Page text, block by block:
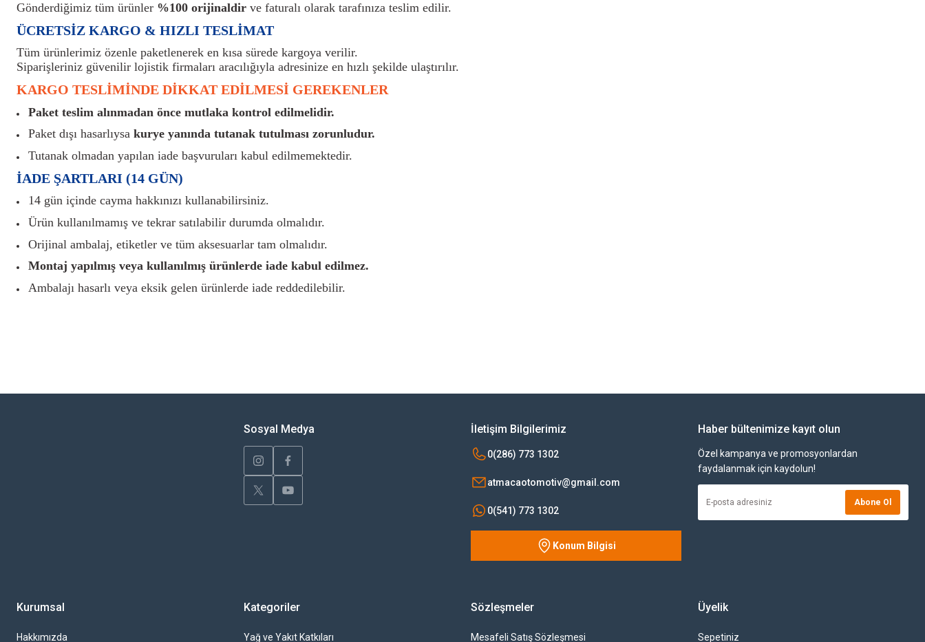
Gönderdiğimiz tüm ürünler %100 orijinaldir ve faturalı olarak tarafınıza teslim edilir.
ÜCRETSİZ KARGO & HIZLI TESLİMAT
Tüm ürünlerimiz özenle paketlenerek en kısa sürede kargoya verilir.
Siparişleriniz güvenilir lojistik firmaları aracılığıyla adresinize en hızlı şekilde ulaştırılır.
KARGO TESLİMİNDE DİKKAT EDİLMESİ GEREKENLER
Paket teslim alınmadan önce mutlaka kontrol edilmelidir.
Paket dışı hasarlıysa kurye yanında tutanak tutulması zorunludur.
Tutanak olmadan yapılan iade başvuruları kabul edilmemektedir.
İADE ŞARTLARI (14 GÜN)
14 gün içinde cayma hakkınızı kullanabilirsiniz.
Ürün kullanılmamış ve tekrar satılabilir durumda olmalıdır.
Orijinal ambalaj, etiketler ve tüm aksesuarlar tam olmalıdır.
Montaj yapılmış veya kullanılmış ürünlerde iade kabul edilmez.
Ambalajı hasarlı veya eksik gelen ürünlerde iade reddedilebilir.
Gönder
Sosyal Medya İletişim Bilgilerimiz
0(286) 773 1302
atmacaotomotiv@gmail.com
0(541) 773 1302
Konum Bilgisi
Haber bültenimize kayıt olun
Özel kampanya ve promosyonlardan
faydalanmak için kaydolun!
Abone Ol
Kurumsal
Hakkımızda
Kategoriler
Yağ ve Yakıt Katkıları
Sözleşmeler
Mesafeli Satış Sözleşmesi
Üyelik
Sepetiniz